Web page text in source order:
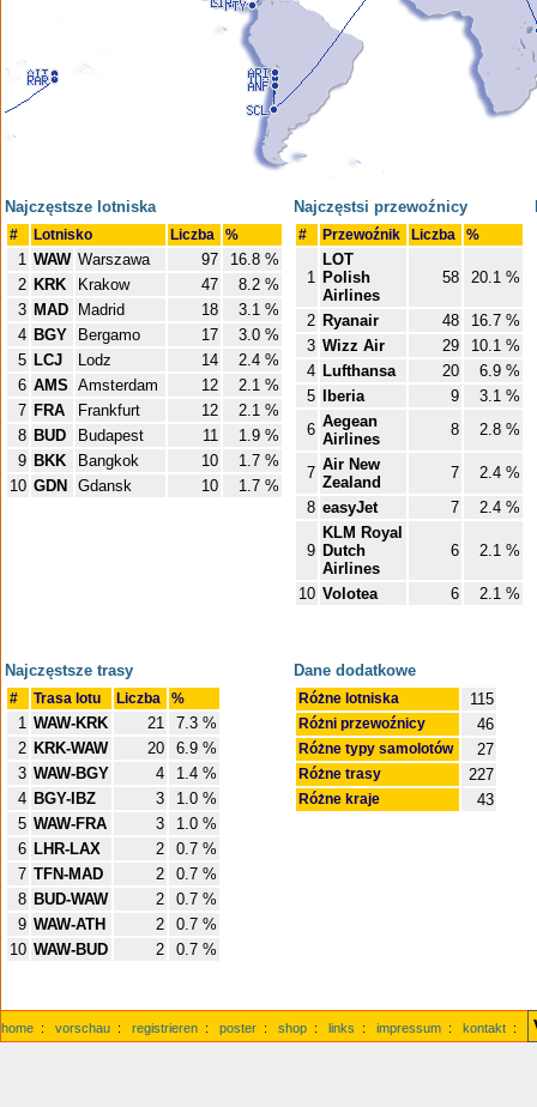
Najczęstsze lotniska
# Lotnisko Liczba %
1 WAW Warszawa 97
16.8 %
2 KRK Krakow 47
8.2 %
3 MAD Madrid 18
3.1 %
4 BGY Bergamo 17
3.0 %
5 LCJ Lodz 14
2.4 %
6 AMS Amsterdam 12
2.1 %
7 FRA Frankfurt 12
2.1 %
8 BUD Budapest 11
1.9 %
9 BKK Bangkok 10
1.7 %
10 GDN Gdansk 10 1.7 %
Najczęstsi przewoźnicy
# Przewoźnik Liczba %
1
LOT
Polish
Airlines
58 20.1 %
2 Ryanair 48
16.7 %
3 Wizz Air 29
10.1 %
4 Lufthansa 20
6.9 %
5
Iberia 9
3.1 %
6 Aegean
Airlines
8 2.8 %
7 Air New
Zealand
7
2.4 %
8 easyJet 7 2.4 %
9
KLM Royal
Dutch
Airlines
6 2.1 %
10 Volotea 6 2.1 %
Najczęstsze trasy
# Trasa lotu Liczba %
1 WAW-KRK 21
7.3 %
2 KRK-WAW 20
6.9 %
3 WAW-BGY 4
1.4 %
4 BGY-IBZ 3
1.0 %
5 WAW-FRA 3
1.0 %
6 LHR-LAX 2
0.7 %
7 TFN-MAD 2
0.7 %
8 BUD-WAW 2
0.7 %
9 WAW-ATH 2
0.7 %
10 WAW-BUD 2 0.7 %
Dane dodatkowe
Różne lotniska 115
Różni przewoźnicy 46
Różne typy samolotów 27
Różne trasy 227
Różne kraje 43
home : vorschau : registrieren : poster : shop : links : impressum : kontakt :